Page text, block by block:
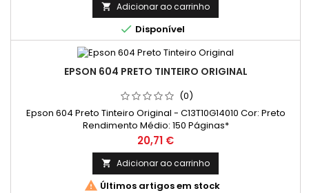
 Adicionar ao carrinho
 Disponível
EPSON 604 PRETO TINTEIRO ORIGINAL
(0)
Epson 604 Preto Tinteiro Original - C13T10G14010 Cor: Preto
Rendimento Médio: 150 Páginas*
Preço
20,71 €
 Adicionar ao carrinho
 Últimos artigos em stock